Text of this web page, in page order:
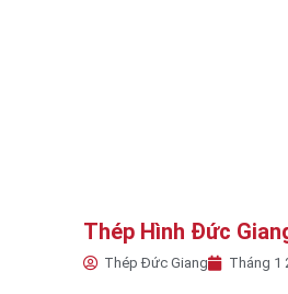
Thép Hình Đức
Thép Đức Giang Tháng 1